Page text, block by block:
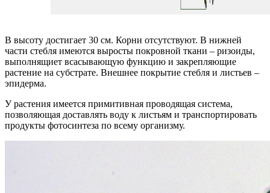
В высоту достигает 30 см. Корни отсутствуют. В нижней
части стебля имеются выросты покровной ткани – ризоиды,
выполнящиет всасывающую функцию и закрепляющие
растение на субстрате. Внешнее покрытие стебля и листьев –
эпидерма.
У растения имеется примитивная проводящая система,
позволяющая доставлять воду к листьям и транспортировать
продукты фотосинтеза по всему организму.